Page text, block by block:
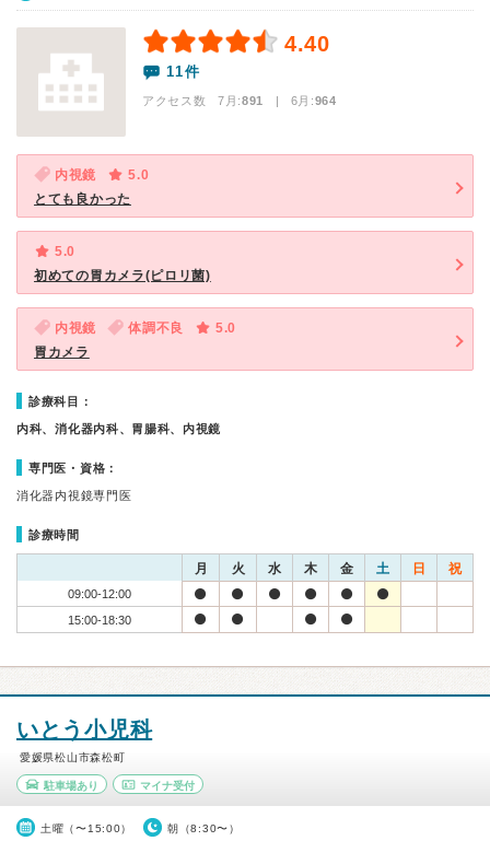
4.40
11件
アクセス数 7月:891 | 6月:964
内視鏡
5.0
とても良かった
5.0
初めての胃カメラ(ピロリ菌)
内視鏡 体調不良
5.0
胃カメラ
診療科目：
内科、消化器内科、胃腸科、内視鏡
専門医・資格：
消化器内視鏡専門医
診療時間
月 火 水 木 金 土 日 祝
09:00-12:00
15:00-18:30
いとう小児科
愛媛県松山市森松町
駐車場あり マイナ受付
土曜（〜15:00） 朝（8:30〜）